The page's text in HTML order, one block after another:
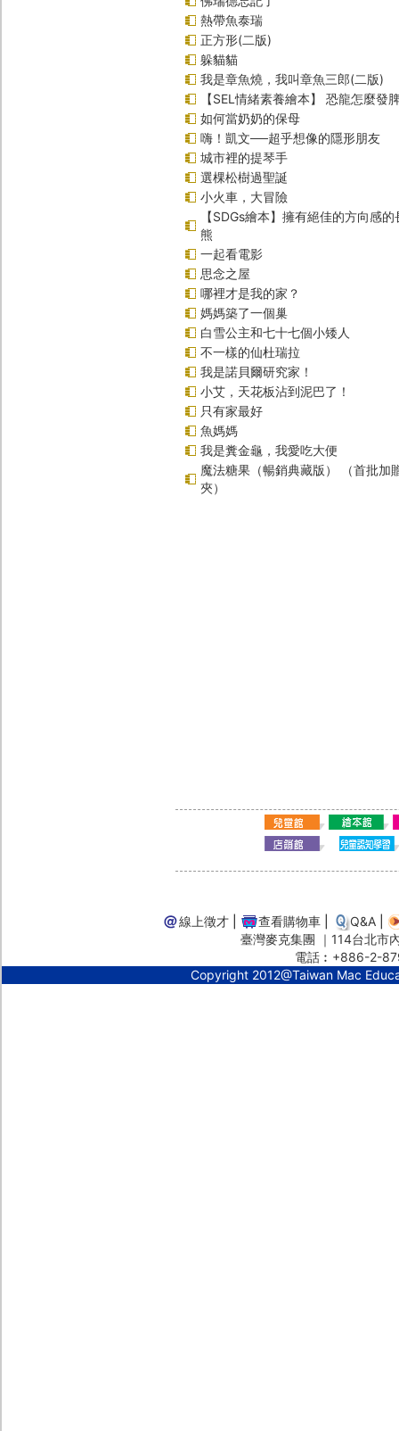
熱帶魚泰瑞
正方形(二版)
躲貓貓
我是章魚燒，我叫章魚三郎(二版)
【SEL情緒素養繪本】 恐龍怎麼發
如何當奶奶的保母
嗨！凱文──超乎想像的隱形朋友
城市裡的提琴手
選棵松樹過聖誕
小火車，大冒險
【SDGs繪本】擁有絕佳的方向感
熊
一起看電影
思念之屋
哪裡才是我的家？
媽媽築了一個巢
白雪公主和七十七個小矮人
不一樣的仙杜瑞拉
我是諾貝爾研究家！
小艾，天花板沾到泥巴了！
只有家最好
魚媽媽
我是糞金龜，我愛吃大便
魔法糖果（暢銷典藏版） （首批加
夾）
線上徵才 查看購物車 Q&A
臺灣麥克集團 ｜114台北
電話︰+886-2-
Copyright 2012@Taiwan Mac